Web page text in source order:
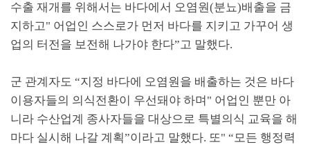
수출 재개를 위해서는 바다에서 오염원(분뇨)배출을 금
지하고" 어업인 스스로가 먼저 바다를 지키고 가꾸어 생
업의 터전을 보전해 나가야 한다”고 말했다.
군 관계자도 “지정 바다에 오염원을 배출하는 것은 바다
이용자들의 의식전환이 우선돼야 하며" 어업인 뿐만 아
니라 수산업계 종사자들을 대상으로 특별의식 교육을 해
마다 실시해 나갈 계획”이라고 말했다. 또" “모든 행정력